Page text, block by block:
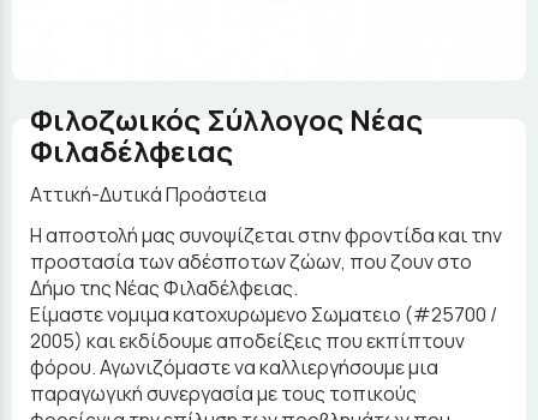
Φιλοζωικός Σύλλογος Νέας
Φιλαδέλφειας
Αττική-Δυτικά Προάστεια
Η αποστολή μας συνοψίζεται στην φροντίδα και την
προστασία των αδέσποτων ζώων, που ζουν στο
Δήμο της Νέας Φιλαδέλφειας.
Είμαστε νομιμα κατοχυρωμενο Σωματειο (#25700 /
2005) και εκδίδουμε αποδείξεις που εκπίπτουν
φόρου. Αγωνιζόμαστε να καλλιεργήσουμε μια
παραγωγική συνεργασία με τους τοπικούς